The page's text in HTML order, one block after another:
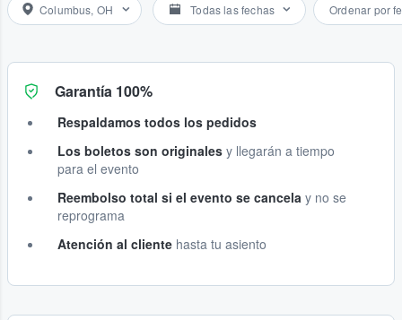
Columbus, OH Todas las fechas Ordenar por
Garantía 100%
Respaldamos todos los pedidos
Los boletos son originales y llegarán a tiempo
para el evento
Reembolso total si el evento se cancela y no se
reprograma
Atención al cliente hasta tu asiento